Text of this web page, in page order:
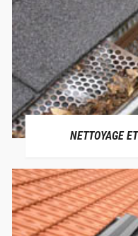
NETTOYAGE